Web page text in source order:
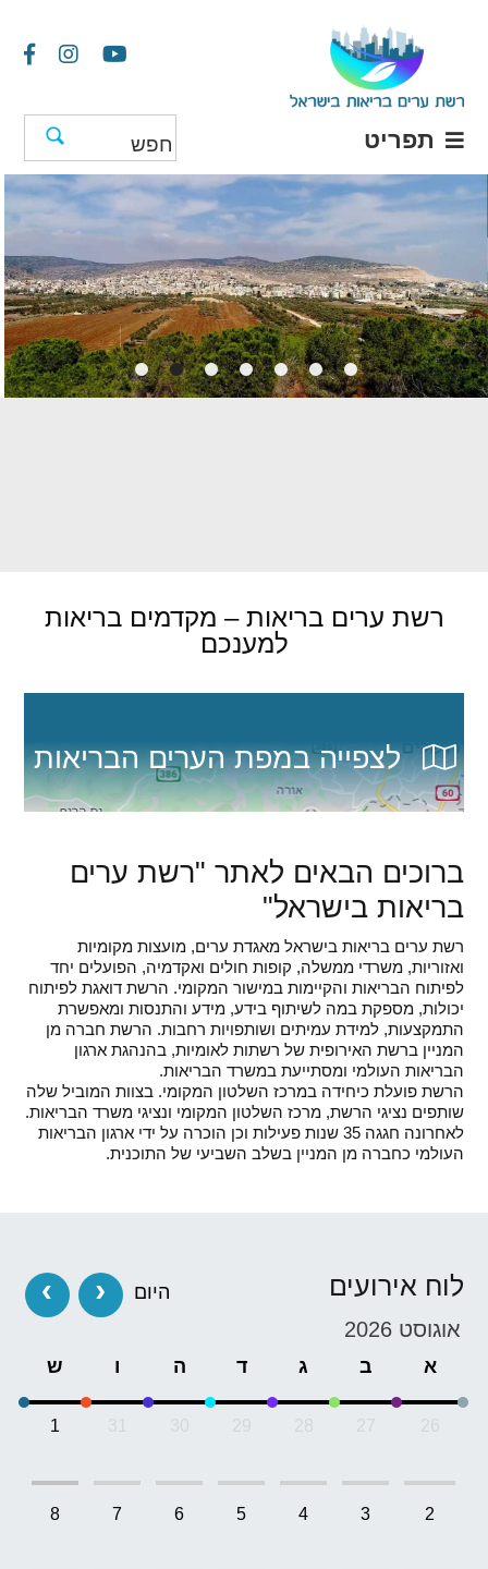
תפריט
הרשת חוגגת 35 שנות
פעילות ענפה!
הצטרפו גם אתם!
רשת ערים בריאות – מקדמים בריאות
למענכם
לצפייה במפת הערים הבריאות
ברוכים הבאים לאתר "רשת ערים
בריאות בישראל"
רשת ערים בריאות בישראל מאגדת ערים, מועצות מקומיות
ואזוריות, משרדי ממשלה, קופות חולים ואקדמיה, הפועלים יחד
לפיתוח הבריאות והקיימות במישור המקומי. הרשת דואגת לפיתוח
יכולות, מספקת במה לשיתוף בידע, מידע והתנסות ומאפשרת
התמקצעות, למידת עמיתים ושותפויות רחבות. הרשת חברה מן
המניין ברשת האירופית של רשתות לאומיות, בהנהגת ארגון
הבריאות העולמי ומסתייעת במשרד הבריאות.
הרשת פועלת כיחידה במרכז השלטון המקומי. בצוות המוביל שלה
שותפים נציגי הרשת, מרכז השלטון המקומי ונציגי משרד הבריאות.
לאחרונה חגגה 35 שנות פעילות וכן הוכרה על ידי ארגון הבריאות
העולמי כחברה מן המניין בשלב השביעי של התוכנית.
לוח אירועים ‹ › היום
אוגוסט 2026
ש ו ה ד ג ב א
1
8 7 6 5 4 3 2